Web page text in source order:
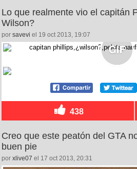
Lo que realmente vio el capitán
Wilson?
por savevi el 19 oct 2013, 19:07
438
Creo que este peatón del GTA
buen pie
por xlive07 el 17 oct 2013, 20:31